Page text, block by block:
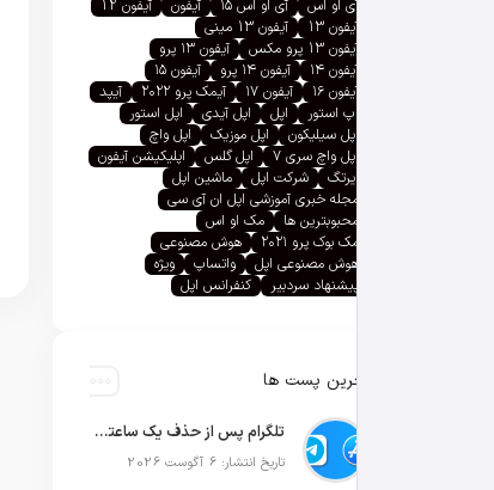
آی او اس
آی او اس ۱۵ آیفون
آیفون 12
آیفون 13
آیفون 13 مینی
آیفون 13 پرو مکس
آیفون ۱۳ پرو
آیفون ۱۴
آیفون ۱۴ پرو
آیفون ۱۵
آیفون ۱۶
آیفون ۱۷ آیمک پرو ۲۰۲۲
آیپد
اپ استور
اپل اپل آیدی
اپل استور
اپل سیلیکون
اپل موزیک
اپل واچ
اپل واچ سری ۷
اپل گلس
اپلیکیشن آیفون
ایرتگ
شرکت اپل
ماشین اپل
مجله خبری آموزشی اپل ان آی سی
محبوبترین ها
مک او اس
مک بوک پرو ۲۰۲۱
هوش مصنوعی
هوش مصنوعی اپل
واتساپ
ویژه
پیشنهاد سردبیر
کنفرانس اپل
آخرین پست ها
تلگرام پس از حذف یک ساعته به اپ استور بازگشت
تاریخ انتشار: 6 آگوست 2026